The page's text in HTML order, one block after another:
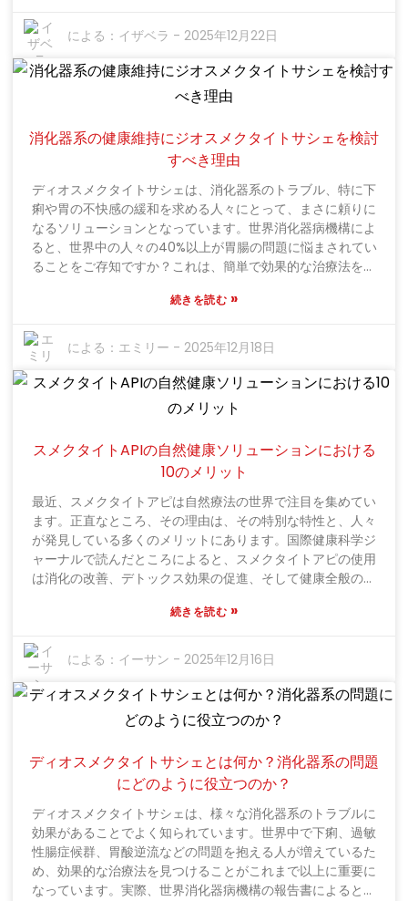
は、患者がどのようなタイプの前立腺炎を患っているかを正
確に理解することが、最適な薬を見つける鍵だと述べていま
す。治療法には、抗生物質からα遮断薬、抗炎症薬まで、実に
様々な種類があります。そして正直なところ、適切な指導と
忍耐があれば、男性は自分のニーズに合った薬を見つけるこ
とができます。この記事は、「前立腺炎の薬」に関する混乱
を解消し、より自信を持って治療を選択できるようにするた
めのものです。どのような治療法があるのか​​を知り、選択肢
を理解することは、よりうまく対処し、回復に向かうための
第一歩です。最終的には、男性が自らの健康を管理し、より
良い気分へと向かえるよう、力づけることがすべてです。
による： イザベラ - 2025年12月22日
消化器系の健康維持にジオスメクタイトサシェを検討
すべき理由
ディオスメクタイトサシェは、消化器系のトラブル、特に下
痢や胃の不快感の緩和を求める人々にとって、まさに頼りに
なるソリューションとなっています。世界消化器病機構によ
ると、世界中の人々の40%以上が胃腸の問題に悩まされてい
ることをご存知ですか？これは、簡単で効果的な治療法を手
く、天然の粘土鉱物であるディオスメクタイトは、毒素や細
します。腸の健康の専門家であるエミリー・ハリソン博士
は、「ディオスメクタイトサシェは、突発的な消化器系のト
ラブルと慢性的な消化器系のトラブルの両方に悩む人々にと
って有望な選択肢となるでしょう」と述べています。彼女の
見解は、ますます多くの医師がこの製品の利点を認識してい
ることを如実に示しています。最近の研究もこれを裏付けて
おり、ディオスメクタイトは排便回数を大幅に減らし、患者
の回復を早める効果があることが示されています。消化の問
題に対する安全で信頼できる解決策を求める人が増えるにつ
れ、ディオスメクタイト サシェの使用は、世界中でホリステ
ィック ヘルスケアの実践においてより大きな部分を占めるよ
うになるでしょう。
続きを読む »
による： エミリー - 2025年12月18日
スメクタイトAPIの自然健康ソリューションにおける
10のメリット
最近、スメクタイトアピは自然療法の世界で注目を集めてい
ます。正直なところ、その理由は、その特別な特性と、人々
が発見している多くのメリットにあります。国際健康科学ジ
ャーナルで読んだところによると、スメクタイトアピの使用
は消化の改善、デトックス効果の促進、そして健康全般の維
あるジョン・スミス博士は、このミネラルの重要性を指摘し
く、体の機能改善に不可欠であり、自然療法には欠かせない
ものです」と彼は言います。スメクタイトアピの驚くべき点
は、毒素を吸収し、体内のバランスを取り戻す能力です。多
くの臨床研究がこれを裏付けており、お腹の不調に悩む人々
に大きな効果をもたらすことが示されています。例えば、
『Journal of Natural Remedies』誌に掲載された研究で
は、スメクタイト・アピは下痢や膨満感といった症状を大幅
に軽減し、多くの人々の日常生活を楽にする可能性があるこ
とが示唆されています。自然派でホリスティックな健康法を
求める人が増える中、スメクタイト・アピは非常にクールで
革新的なソリューションとして際立っており、現代の健康志
向の消費者が求めているものにぴったり合致するものです。
続きを読む »
による： イーサン - 2025年12月16日
ディオスメクタイトサシェとは何か？消化器系の問題
にどのように役立つのか？
ディオスメクタイトサシェは、様々な消化器系のトラブルに
効果があることでよく知られています。世界中で下痢、過敏
性腸症候群、胃酸逆流などの問題を抱える人が増えているた
め、効果的な治療法を見つけることがこれまで以上に重要に
なっています。実際、世界消化器病機構の報告書によると、